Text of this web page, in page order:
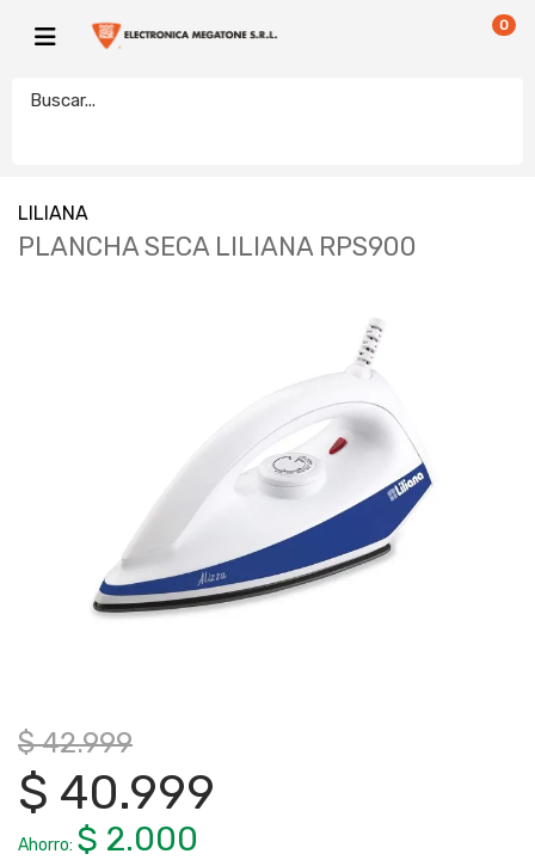
0
LILIANA
PLANCHA SECA LILIANA RPS900
$ 42.999
$ 40.999
Ahorro: $ 2.000